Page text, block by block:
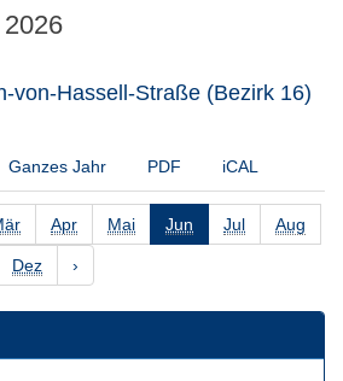
von-Hassell-Straße (Bezirk 16)
Ganzes Jahr PDF iCAL
Apr Mai Jun Jul Aug
Dez ›